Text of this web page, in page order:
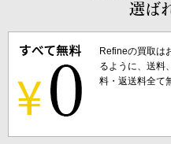
選ば
Refineの買取は
るように、送料
料・返送料全て